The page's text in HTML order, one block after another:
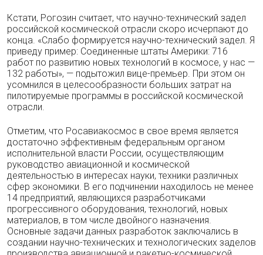
Кстати, Рогозин считает, что научно-технический задел
российской космической отрасли скоро исчерпают до
конца. «Слабо формируется научно-технический задел. Я
приведу пример: Соединенные штаты Америки: 716
работ по развитию новых технологий в космосе, у нас —
132 работы», — подытожил вице-премьер. При этом он
усомнился в целесообразности больших затрат на
пилотируемые программы в российской космической
отрасли.
Отметим, что Росавиакосмос в свое время является
достаточно эффективным федеральным органом
исполнительной власти России, осуществляющим
руководство авиационной и космической
деятельностью в интересах науки, техники различных
сфер экономики. В его подчинении находилось не менее
14 предприятий, являющихся разработчиками
прогрессивного оборудования, технологий, новых
материалов, в том числе двойного назначения.
Основные задачи данных разработок заключались в
создании научно-технических и технологических заделов